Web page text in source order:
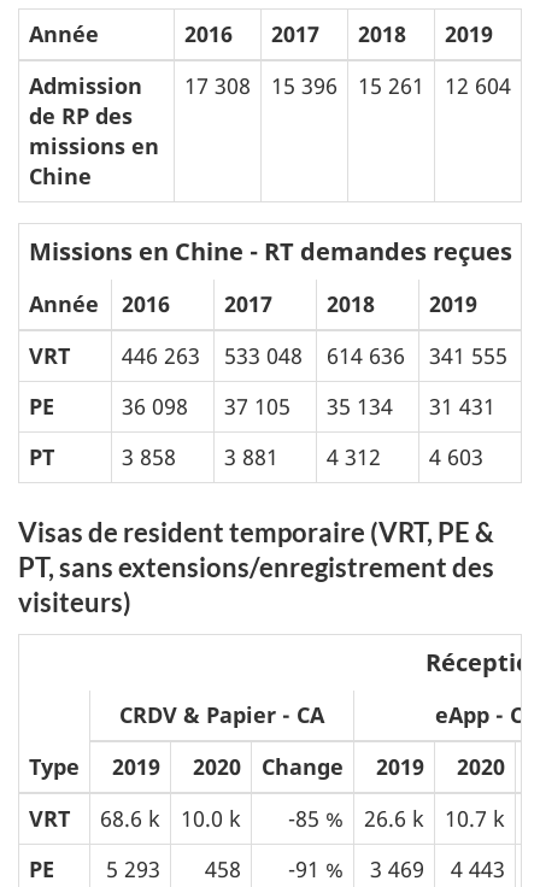
Année 2016 2017 2018
2019
Admission
de RP des
missions en
Chine
17 308 15 396 15 261 12 604
Missions en Chine - RT demandes reçues
Année 2016 2017 2018
2019
VRT
446 263 533 048 614 636
341 555
PE
36 098 37 105 35 134
31 431
PT
3 858 3 881 4 312 4 603
Visas de resident temporaire (VRT, PE &
PT, sans extensions/enregistrement des
visiteurs)
Type
CRDV & Papier - CA
eApp - CA
2019
2020 Change 2019 2020
VRT
68.6 k 10.0 k -85 % 26.6 k
10.7 k
PE
5 293 458 -91 % 3 469
4 443